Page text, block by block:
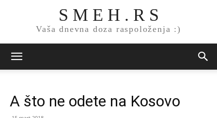
S M E H . R S
Vaša dnevna doza raspoloženja :)
A što ne odete na Kosovo